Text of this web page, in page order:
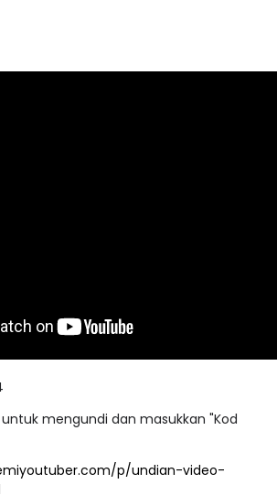
mengundi dan masukkan "Kod
p/undian-video-